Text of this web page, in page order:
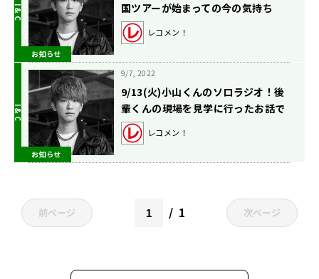
お知らせ
国ツアーが始まっての今の気持ち
は？
レコメン！
お知らせ
9/7, 2022
9/13(火)小山くんのソロラジオ！後
輩くんの現場を見学に行ったお話で
す！
レコメン！
前ページ 1 次ページ